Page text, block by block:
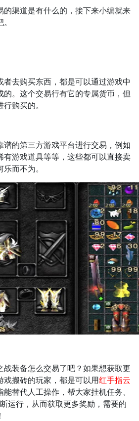
的渠道是有什么的，接下来小编就来
者去购买东西，都是可以通过游戏中
的。这个交易行有它的专属货币，但
购买的。
谱的第三方游戏平台进行交易，例如
有游戏道具等等，这些都可以直接卖
而不为。
战装备怎么交易了吧？如果想获取更
戏搬砖的玩家，都是可以用红手指云
替代人工操作，帮大家挂机任务、
运行，从而获取更多奖励，需要的